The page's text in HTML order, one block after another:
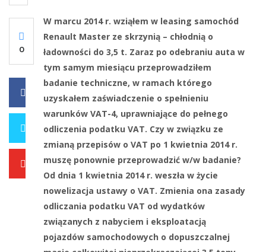
0
W marcu 2014 r. wziąłem w leasing samochód
Renault Master ze skrzynią – chłodnią o
ładowności do 3,5 t. Zaraz po odebraniu auta w
tym samym miesiącu przeprowadziłem
badanie techniczne, w ramach którego
uzyskałem zaświadczenie o spełnieniu
warunków VAT-4, uprawniające do pełnego
odliczenia podatku VAT. Czy w związku ze
zmianą przepisów o VAT po 1 kwietnia 2014 r.
muszę ponownie przeprowadzić w/w badanie?
Od dnia 1 kwietnia 2014 r. weszła w życie
nowelizacja ustawy o VAT. Zmienia ona zasady
odliczania podatku VAT od wydatków
związanych z nabyciem i eksploatacją
pojazdów samochodowych o dopuszczalnej